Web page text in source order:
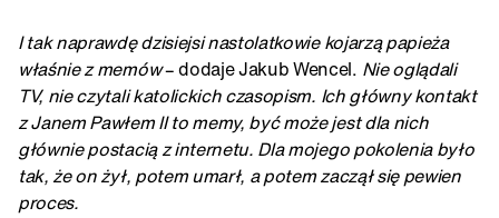
I tak naprawdę dzisiejsi nastolatkowie kojarzą papieża
właśnie z memów– dodaje Jakub Wencel. Nie oglądali
TV, nie czytali katolickich czasopism. Ich główny kontakt
z Janem Pawłem II to memy, być może jest dla nich
głównie postacią z internetu. Dla mojego pokolenia było
tak, że on żył, potem umarł, a potem zaczął się pewien
proces.